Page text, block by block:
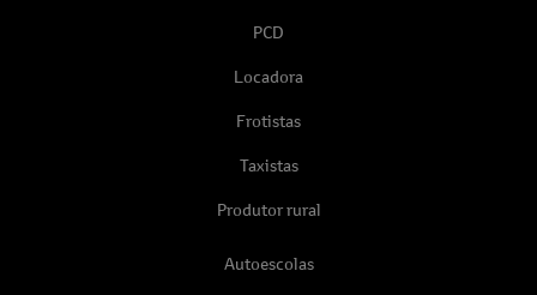
PCD
Locadora
Frotistas
Taxistas
Produtor rural
Autoescolas